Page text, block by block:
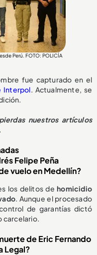
Perú. FOTO: POLICÍA
fue capturado en el
Interpol. Actualmente, se
nuestros artículos
Felipe Peña
vuelo en Medellín?
los delitos dehomicidio
. Aunque el procesado
de garantías dictó
carcelario.
de Eric Fernando
Legal?